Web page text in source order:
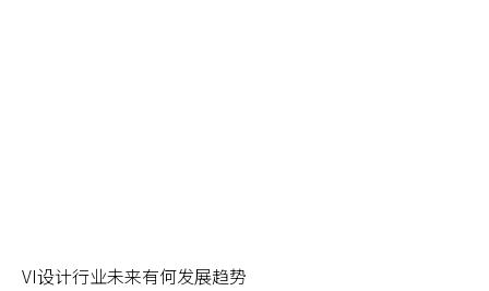
VI设计行业未来有何发展趋势